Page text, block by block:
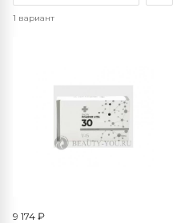
1 вариант
9 174 ₽